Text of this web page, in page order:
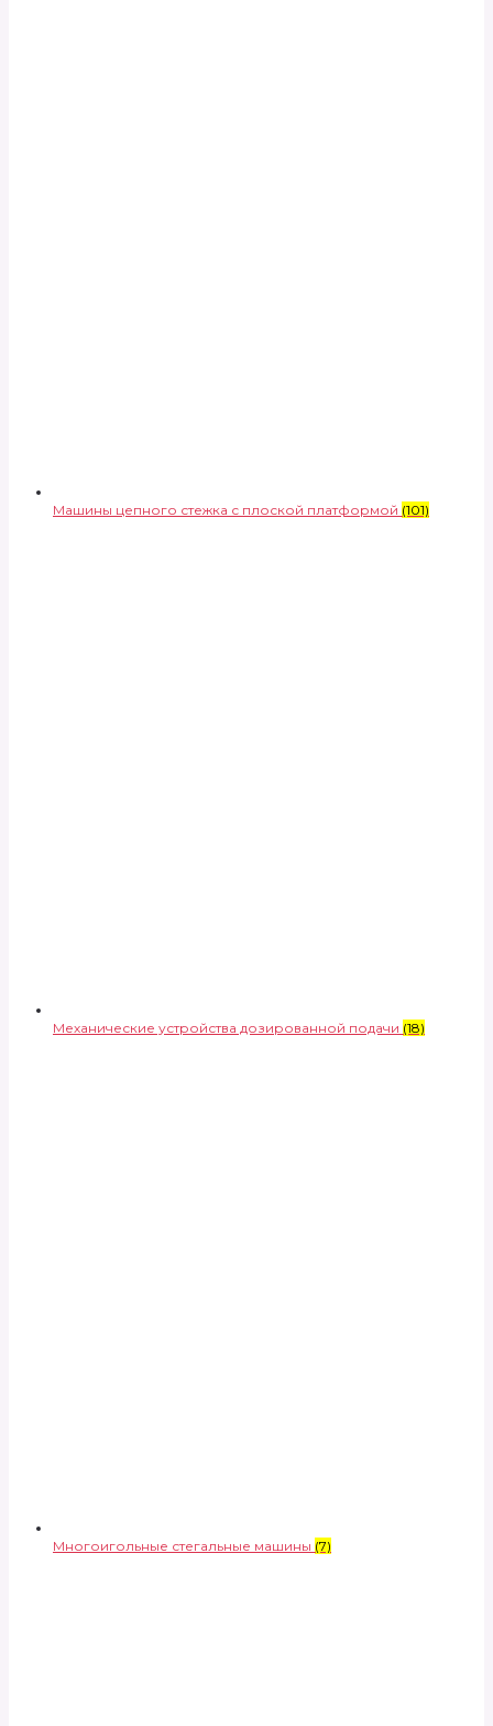
Машины цепного стежка с плоской платформой (101)
Механические устройства дозированной подачи (18)
Многоигольные стегальные машины (7)